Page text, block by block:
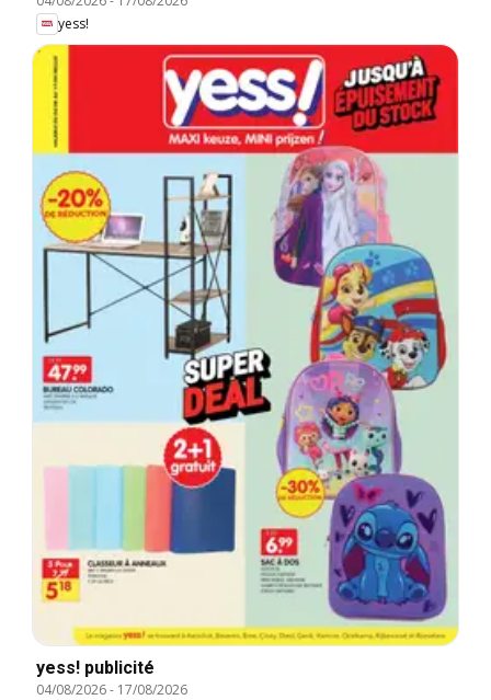
yess!
yess! publicité
04/08/2026- 17/08/2026